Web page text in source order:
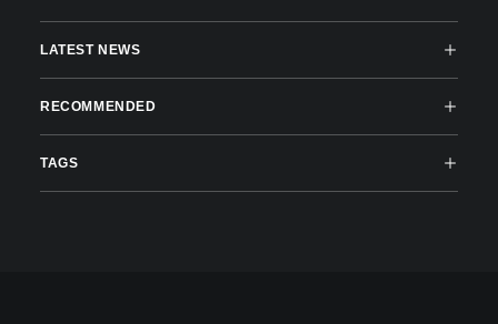
LATEST NEWS
RECOMMENDED
TAGS